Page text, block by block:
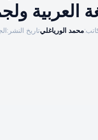
العربية
محمد الورياغليتاريخ النشر: